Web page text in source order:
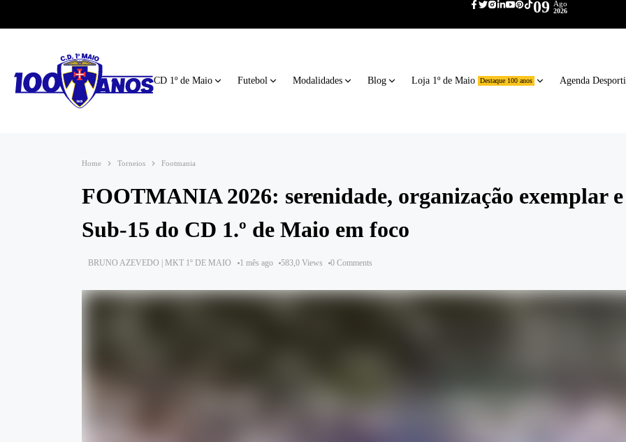
09 Ago
2026
CD 1º de Maio Futebol Modalidades Blog Loja 1º de Maio Destaque 100 anos Agenda
Home Torneios Footmania
FOOTMANIA 2026: serenidade, organização exemplar e
Sub‑15 do CD 1.º de Maio em foco
BRUNO AZEVEDO | MKT 1º DE MAIO 1 mês ago 583,0 Views 0 Comments